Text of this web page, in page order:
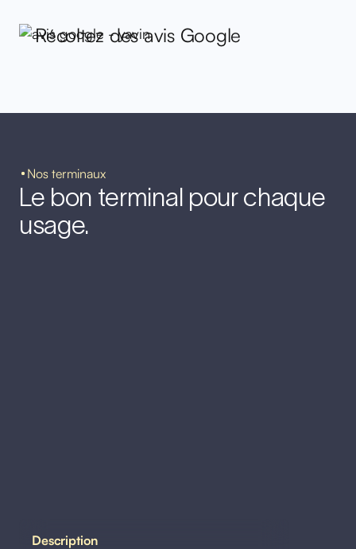
Récoltez des avis Google
Nos terminaux
Le bon terminal pour chaque
usage.
Description